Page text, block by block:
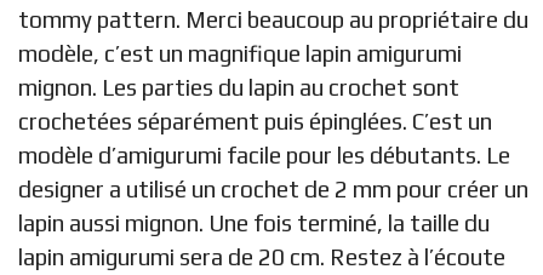
tommy pattern. Merci beaucoup au propriétaire du
modèle, c’est un magnifique lapin amigurumi
mignon. Les parties du lapin au crochet sont
crochetées séparément puis épinglées. C’est un
modèle d’amigurumi facile pour les débutants. Le
designer a utilisé un crochet de 2 mm pour créer un
lapin aussi mignon. Une fois terminé, la taille du
lapin amigurumi sera de 20 cm. Restez à l’écoute